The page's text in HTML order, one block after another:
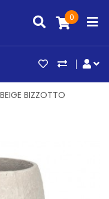
0
ARTIGOS
BIZZOTTO